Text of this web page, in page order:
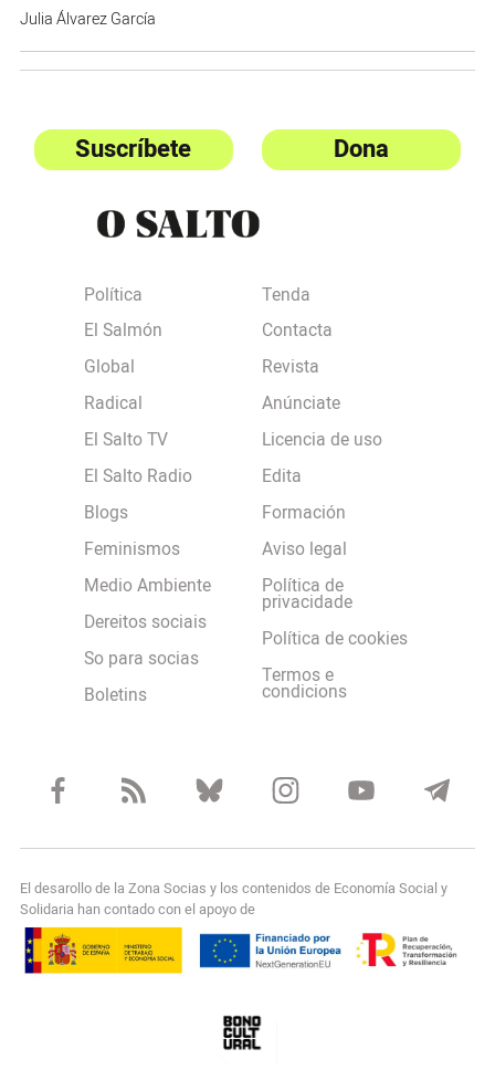
Julia Álvarez García
Suscríbete Dona
Política
El Salmón
Global
Radical
El Salto TV
El Salto Radio
Blogs
Feminismos
Medio Ambiente
Dereitos sociais
So para socias
Boletins
Tenda
Contacta
Revista
Anúnciate
Licencia de uso
Edita
Formación
Aviso legal
Política de
privacidade
Política de cookies
Termos e
condicions
El desarollo de la Zona Socias y los contenidos de Economía Social y
Solidaria han contado con el apoyo de